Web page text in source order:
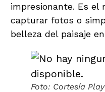
impresionante. Es el
capturar fotos o
belleza del paisaje
Foto: Cortesía